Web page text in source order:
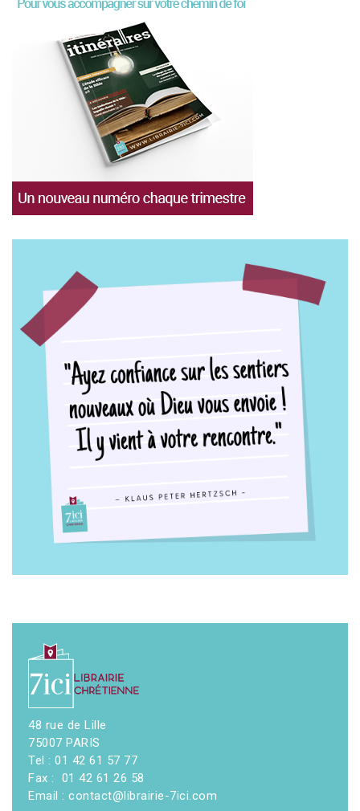
48 rue de Lille
75007 PARIS
Tel : 01 42 61 57 77
Fax : 01 42 61 26 58
Email : contact@librairie-7ici.com